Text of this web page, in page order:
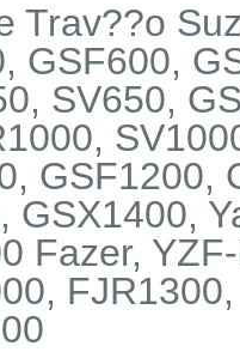
Trav??o
GSF600,
SV650,
GSF1200,
GSX1400,
Fazer,
FJR1300,